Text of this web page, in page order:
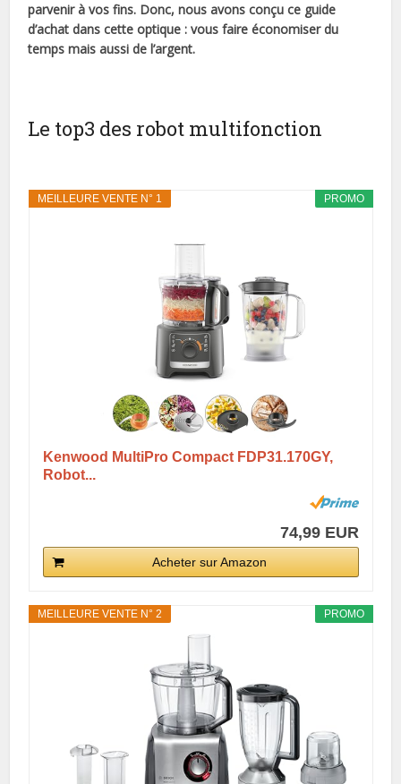
parvenir à vos fins. Donc, nous avons conçu ce guide
d’achat dans cette optique : vous faire économiser du
temps mais aussi de l’argent.
Le top3 des robot multifonction
PROMO
MEILLEURE VENTE N° 1
Kenwood MultiPro Compact FDP31.170GY,
Robot...
74,99 EUR
Acheter sur Amazon
PROMO
MEILLEURE VENTE N° 2